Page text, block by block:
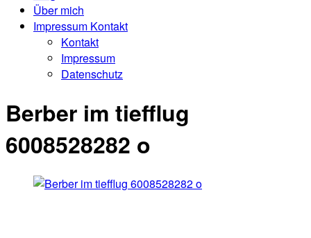
Über mich
Impressum Kontakt
Kontakt
Impressum
Datenschutz
Berber im tiefflug
6008528282 o